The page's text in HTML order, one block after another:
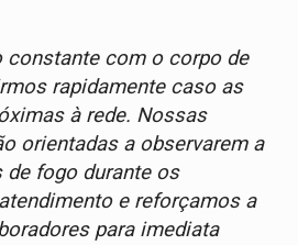
constante com o corpo de
rapidamente caso as
à rede. Nossas
orientadas a observarem a
fogo durante os
e reforçamos a
para imediata